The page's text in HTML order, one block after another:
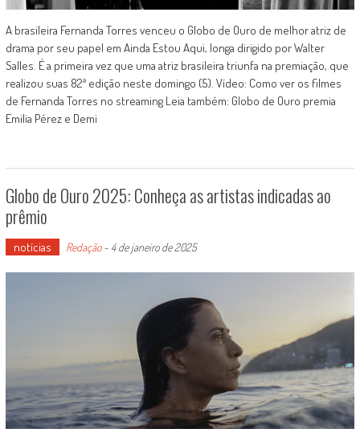
A brasileira Fernanda Torres venceu o Globo de Ouro de melhor atriz de
drama por seu papel em Ainda Estou Aqui, longa dirigido por Walter
Salles. É a primeira vez que uma atriz brasileira triunfa na premiação, que
realizou suas 82ª edição neste domingo (5). Vídeo: Como ver os filmes
de Fernanda Torres no streaming Leia também: Globo de Ouro premia
Emilia Pérez e Demi
Globo de Ouro 2025: Conheça as artistas indicadas ao
prêmio
notícias Redação- 4 de janeiro de 2025